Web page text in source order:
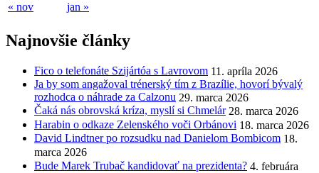
« nov jan »
Najnovšie články
Fico o telefonáte Szijártóa s Lavrovom 11. apríla 2026
Ja by som angažoval trénerský tím z Brazílie, hovorí bývalý
rozhodca o náhrade za Calzonu 29. marca 2026
Čaká nás obrovská kríza, myslí si Chmelár 28. marca 2026
Harabin o odkaze Zelenského voči Orbánovi 18. marca 2026
David Lindtner po rozsudku nad Danielom Bombicom 18.
marca 2026
Bude Marek Trubač kandidovať na prezidenta? 4. februára